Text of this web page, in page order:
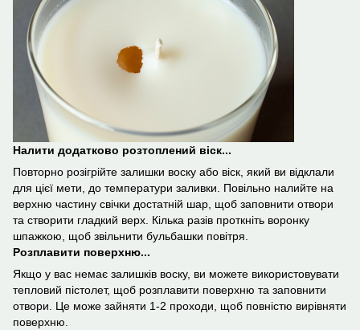
Налити додатково розтоплений віск...
Повторно розігрійте залишки воску або віск, який ви відклали
для цієї мети, до температури заливки. Повільно налийте на
верхню частину свічки достатній шар, щоб заповнити отвори
та створити гладкий верх. Кілька разів проткніть воронку
шпажкою, щоб звільнити бульбашки повітря.
Розплавити поверхню...
Якщо у вас немає залишків воску, ви можете використовувати
тепловий пістолет, щоб розплавити поверхню та заповнити
отвори. Це може зайняти 1-2 проходи, щоб повністю вирівняти
поверхню.